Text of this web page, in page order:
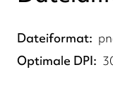
Dateiformat
Optimale DPI